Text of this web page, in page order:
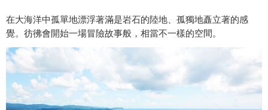
在大海洋中孤單地漂浮著滿是岩石的陸地、孤獨地矗立著的感
覺。彷彿會開始一場冒險故事般，相當不一樣的空間。